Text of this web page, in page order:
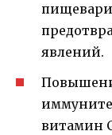
явлений.
витамин